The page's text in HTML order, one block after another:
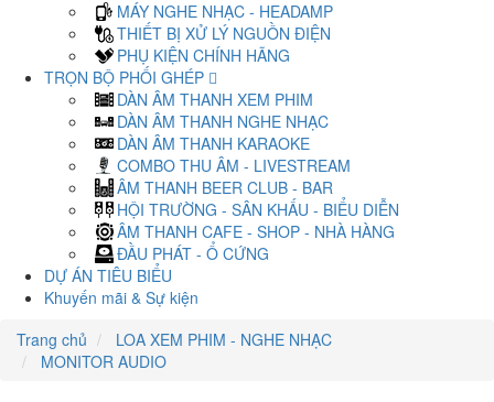
MÁY NGHE NHẠC - HEADAMP
THIẾT BỊ XỬ LÝ NGUỒN ĐIỆN
PHỤ KIỆN CHÍNH HÃNG
TRỌN BỘ PHỐI GHÉP
DÀN ÂM THANH XEM PHIM
DÀN ÂM THANH NGHE NHẠC
DÀN ÂM THANH KARAOKE
COMBO THU ÂM - LIVESTREAM
ÂM THANH BEER CLUB - BAR
HỘI TRƯỜNG - SÂN KHẤU - BIỂU DIỄN
ÂM THANH CAFE - SHOP - NHÀ HÀNG
ĐẦU PHÁT - Ổ CỨNG
DỰ ÁN TIÊU BIỂU
Khuyến mãi & Sự kiện
Trang chủ
LOA XEM PHIM - NGHE NHẠC
MONITOR AUDIO